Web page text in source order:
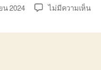
น 2024 ไม่มีความเห็นบน